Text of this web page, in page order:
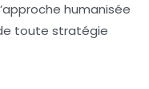
humanisée
toute stratégie